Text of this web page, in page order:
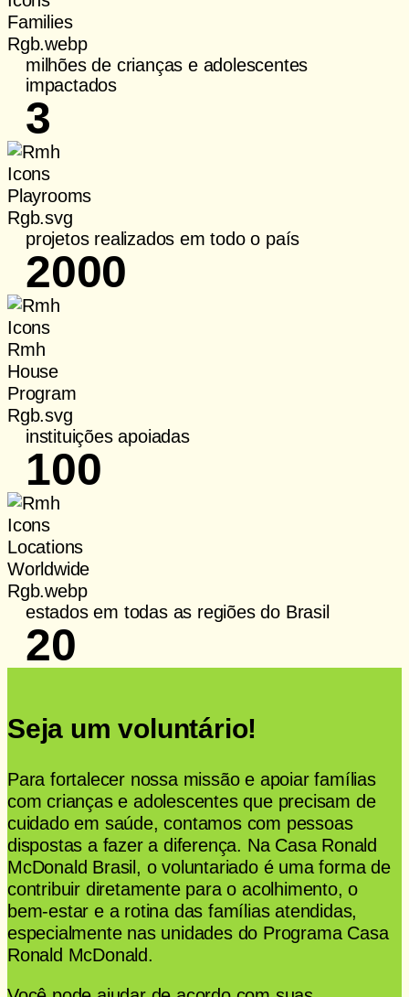
milhões de crianças e adolescentes
impactados
3
projetos realizados em todo o país
2000
instituições apoiadas
100
estados em todas as regiões do Brasil
20
Seja um voluntário!
Para fortalecer nossa missão e apoiar famílias
com crianças e adolescentes que precisam de
cuidado em saúde, contamos com pessoas
dispostas a fazer a diferença. Na Casa Ronald
McDonald Brasil, o voluntariado é uma forma de
contribuir diretamente para o acolhimento, o
bem-estar e a rotina das famílias atendidas,
especialmente nas unidades do Programa Casa
Ronald McDonald.